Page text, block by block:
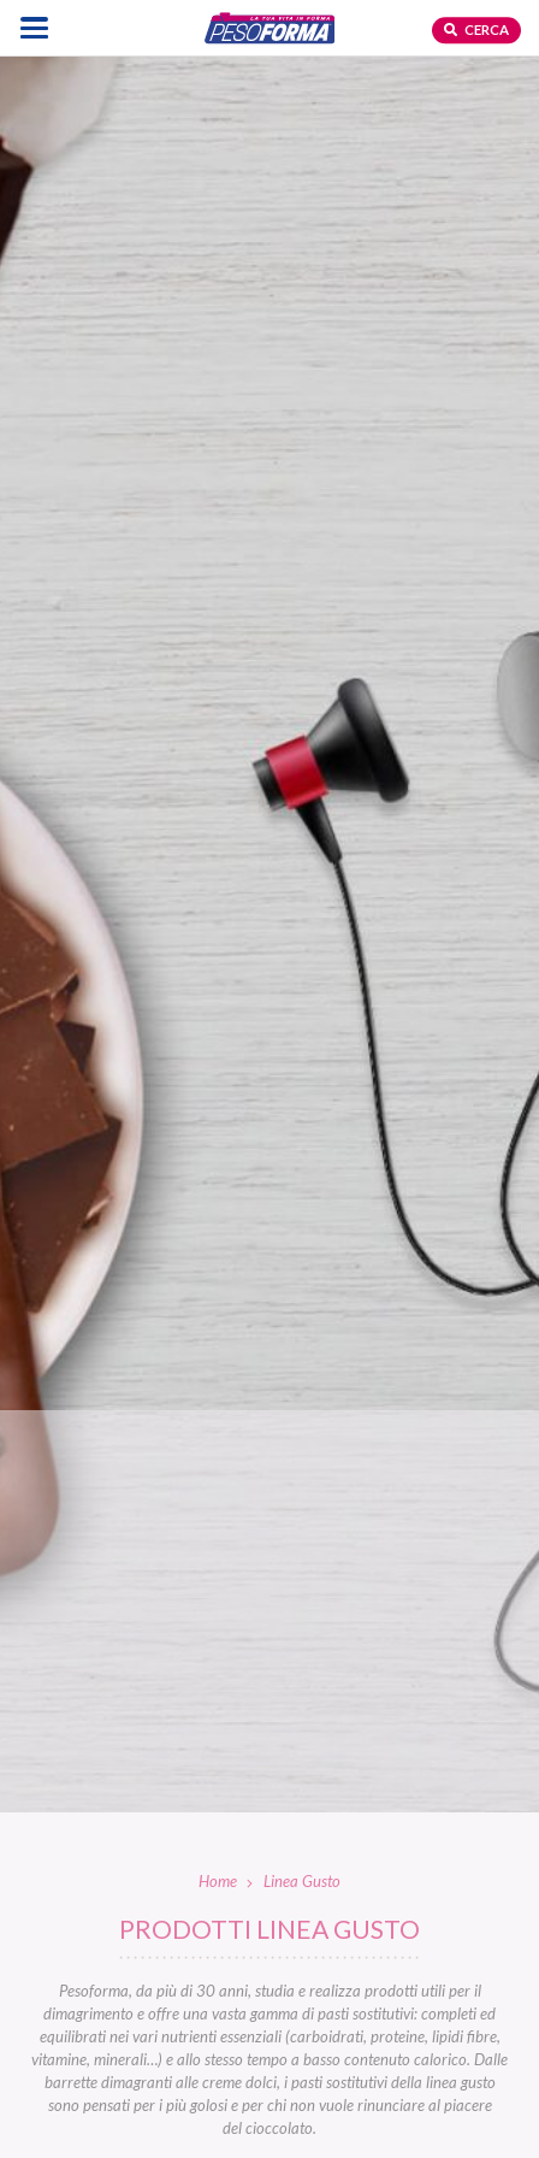
CERCA
Home Linea Gusto
PRODOTTI LINEA GUSTO
Pesoforma, da più di 30 anni, studia e realizza prodotti utili per il
dimagrimento e offre una vasta gamma di pasti sostitutivi: completi ed
equilibrati nei vari nutrienti essenziali (carboidrati, proteine, lipidi fibre,
vitamine, minerali…) e allo stesso tempo a basso contenuto calorico. Dalle
barrette dimagranti alle creme dolci, i pasti sostitutivi della linea gusto
sono pensati per i più golosi e per chi non vuole rinunciare al piacere
del cioccolato.